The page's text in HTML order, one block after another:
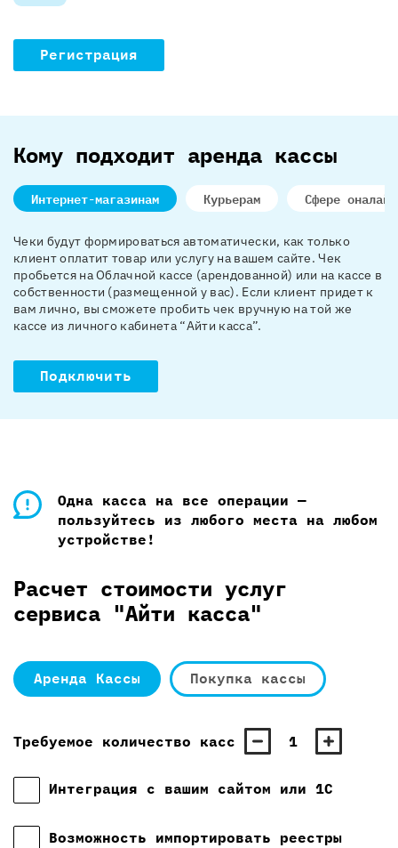
Регистрация
Кому подходит аренда кассы
Интернет-магазинам Курьерам Сфере
Чеки будут формироваться автоматически, как только
клиент оплатит товар или услугу на вашем сайте. Чек
пробьется на Облачной кассе (арендованной) или на кассе в
собственности (размещенной у вас). Если клиент придет к
вам лично, вы сможете пробить чек вручную на той же
кассе из личного кабинета “Айти касса”.
Подключить
Одна касса на все операции —
пользуйтесь из любого места на любом
устройстве!
Расчет стоимости услуг
сервиса "Айти касса"
Аренда Кассы Покупка кассы
Требуемое количество касс 1
Интеграция с вашим сайтом или 1С
Возможность импортировать реестры